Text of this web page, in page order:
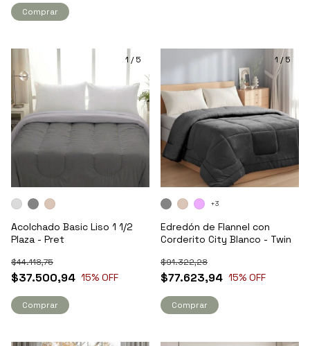
Comprar
1 /5
Acolchado Basic Liso 1 1/2
Plaza - Pret
$37.500,94
$44.118,75
15% OFF
Comprar
1 /5
Edredón de Flannel con
Corderito City Blanco - Twin
$77.623,94
$91.322,28
15% OFF
+3
Comprar